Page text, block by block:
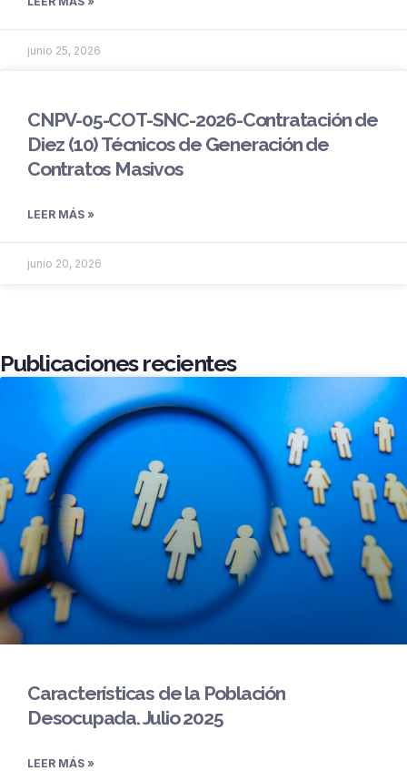
junio 25, 2026
CNPV-05-COT-SNC-2026-Contratación de
Diez (10) Técnicos de Generación de
Contratos Masivos
LEER MÁS »
junio 20, 2026
Publicaciones recientes
Características de la Población
Desocupada. Julio 2025
LEER MÁS »